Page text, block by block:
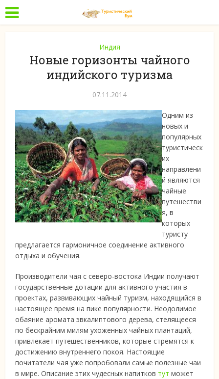
Индия
Новые горизонты чайного
индийского туризма
07.11.2014
Одним из
новых и
популярных
туристическ
их
направлени
й являются
чайные
путешестви
я, в
которых
туристу
предлагается гармоничное соединение активного
отдыха и обучения.
Производители чая с северо-востока Индии получают
государственные дотации для активного участия в
проектах, развивающих чайный туризм, находящийся в
настоящее время на пике популярности. Неодолимое
обаяние аромата эвкалиптового дерева, стелящееся
по бескрайним милям ухоженных чайных плантаций,
привлекает путешественников, которые стремятся к
достижению внутреннего покоя. Настоящие
почитатели чая уже попробовали самые полезные чаи
в мире. Описание этих чудесных напитков тут может